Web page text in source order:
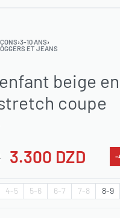
›3-10 ANS›
ET JEANS
beige
coupe
3.300 DZD -
4-5 5-6 6-7 7-8 8-9